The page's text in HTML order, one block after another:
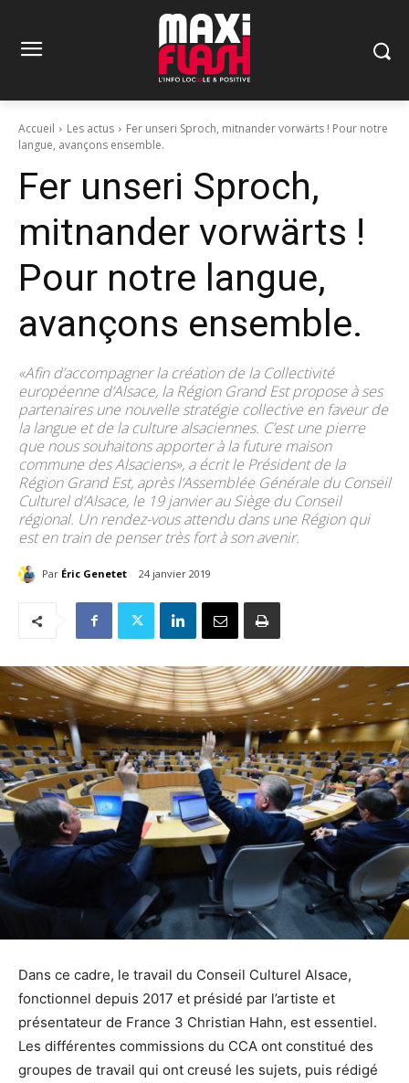
Accueil Les actus
Fer unseri Sproch, mitnander vorwärts ! Pour notre
langue, avançons ensemble.
Fer unseri Sproch,
mitnander vorwärts !
Pour notre langue,
avançons ensemble.
«Afin d’accompagner la création de la Collectivité
européenne d’Alsace, la Région Grand Est propose à ses
partenaires une nouvelle stratégie collective en faveur de
la langue et de la culture alsaciennes. C’est une pierre
que nous souhaitons apporter à la future maison
commune des Alsaciens», a écrit le Président de la
Région Grand Est, après l’Assemblée Générale du Conseil
Culturel d’Alsace, le 19 janvier au Siège du Conseil
régional. Un rendez-vous attendu dans une Région qui
est en train de penser très fort à son avenir.
Par Éric Genetet 24 janvier 2019
Dans ce cadre, le travail du Conseil Culturel Alsace,
fonctionnel depuis 2017 et présidé par l’artiste et
présentateur de France 3 Christian Hahn, est essentiel.
Les différentes commissions du CCA ont constitué des
groupes de travail qui ont creusé les sujets, puis rédigé